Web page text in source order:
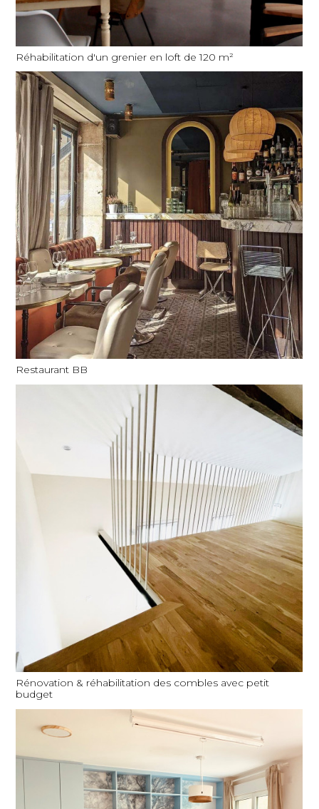
Réhabilitation d'un grenier en loft de 120 m²
Restaurant BB
Rénovation & réhabilitation des combles avec petit
budget